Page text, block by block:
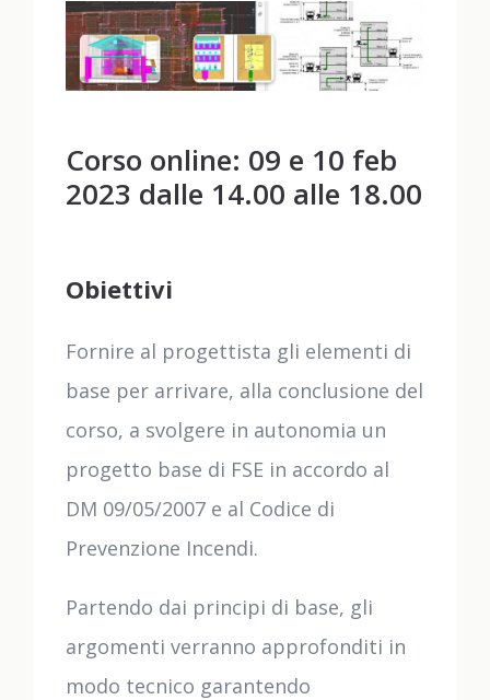
Corso online: 09 e 10 feb
2023 dalle 14.00 alle 18.00
Obiettivi
Fornire al progettista gli elementi di
base per arrivare, alla conclusione del
corso, a svolgere in autonomia un
progetto base di FSE in accordo al
DM 09/05/2007 e al Codice di
Prevenzione Incendi.
Partendo dai principi di base, gli
argomenti verranno approfonditi in
modo tecnico garantendo